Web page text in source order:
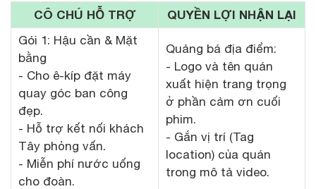
CÔ CHÚ HỖ TRỢ QUYỀN LỢI NHẬN LẠI
Gói 1: Hậu cần & Mặt
bằng
- Cho ê-kíp đặt máy
quay góc ban công
đẹp.
- Hỗ trợ kết nối khách
Tây phỏng vấn.
- Miễn phí nước uống
cho đoàn.
Quảng bá địa điểm:
- Logo và tên quán
xuất hiện trang trọng
ở phần cảm ơn cuối
phim.
- Gắn vị trí (Tag
location) của quán
trong mô tả video.